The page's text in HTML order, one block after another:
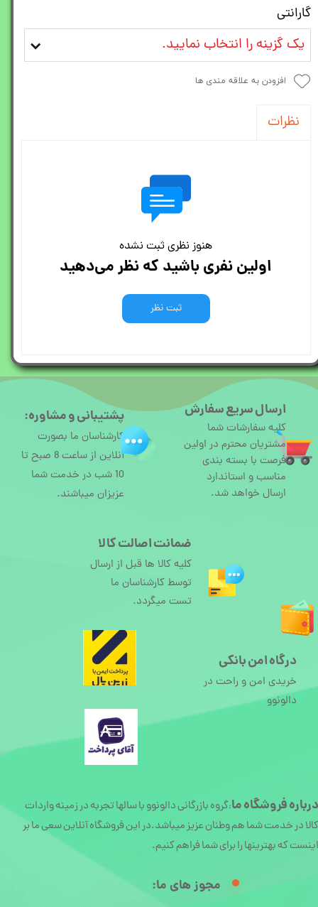
گارانتی
یک گزینه را انتخاب نمایید.
افزودن به علاقه مندی ها
نظرات
هنوز نظری ثبت نشده
اولین نفری باشید که نظر می‌دهید
ثبت نظر
ارسال سریع سفارش
کلیه سفارشات شما
مشتریان محترم در اولین
فرصت با بسته بندی
مناسب و استاندارد
ارسال خواهد شد.
دربارهفروشگاه ما:گروه بازرگانی دالونوو با سالها تجربه در زمینه واردات
کالا در خدمت شما هم وطنان عزیز میباشد.در این فروشگاه آنلاین سعی ما بر
اینست که بهترینها را برای شما فراهم کنیم.
درگاه امن بانکی
خریدی امن و راحت در
دالونوو
پشتیبانی و مشاوره:
کارشناسان ما بصورت
آنلاین از ساعت 8 صبح تا
10 شب در خدمت شما
عزیزان میباشند.
ضمانت اصالت کالا
کلیه کالا ها قبل از ارسال
توسط کارشناسان ما
تست میگردد.
مجوز های ما:​